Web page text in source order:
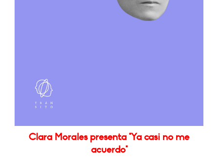
Clara Morales presenta "Ya casi no me
acuerdo"